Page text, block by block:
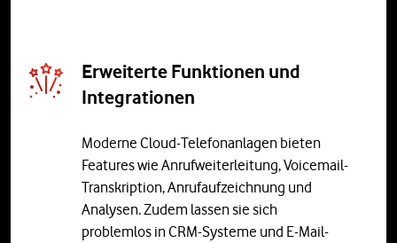
Erweiterte Funktionen und
Integrationen
Moderne Cloud-Telefonanlagen bieten
Features wie Anrufweiterleitung, Voicemail-
Transkription, Anrufaufzeichnung und
Analysen. Zudem lassen sie sich
problemlos in CRM-Systeme und E-Mail-